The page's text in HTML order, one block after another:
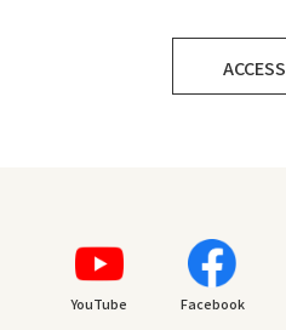
ACCESS
YouTube Facebook